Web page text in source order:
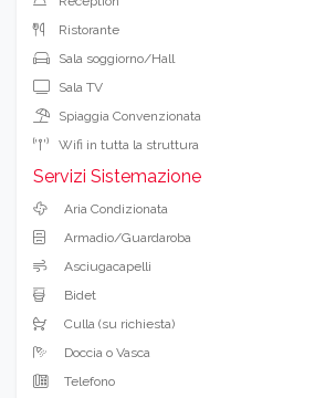
Ristorante
Sala soggiorno/Hall
Sala TV
Spiaggia Convenzionata
Wifi in tutta la struttura
Servizi Sistemazione
Aria Condizionata
Armadio/Guardaroba
Asciugacapelli
Bidet
Culla (su richiesta)
Doccia o Vasca
Telefono